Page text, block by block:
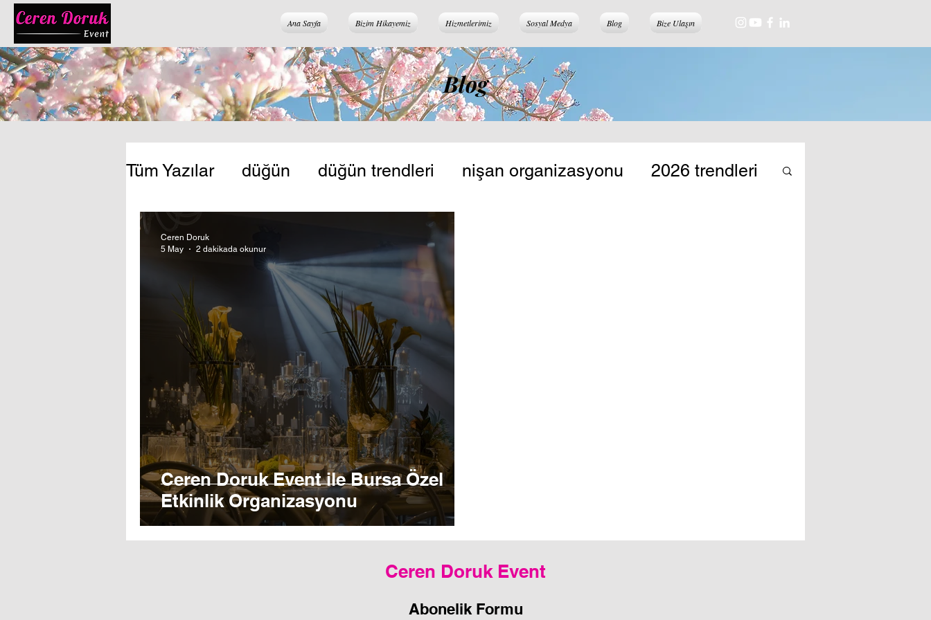
Ana Sayfa Bizim Hikayemiz Hizmetlerimiz Sosyal Medya Blog Bize Ulaşın
Blog
Tüm Yazılar düğün düğün trendleri nişan organizasyonu 2026 trendleri
düğün ve organizasyon rehberi
Ceren Doruk Event ile Bursa Özel
Etkinlik Organizasyonu
Ceren Doruk
5 May
2 dakikada okunur
Ceren Doruk Event
Abonelik Formu